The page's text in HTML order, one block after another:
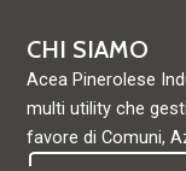
CHI SIAMO
Acea Pinerolese
multi utility che
favore di Comuni,